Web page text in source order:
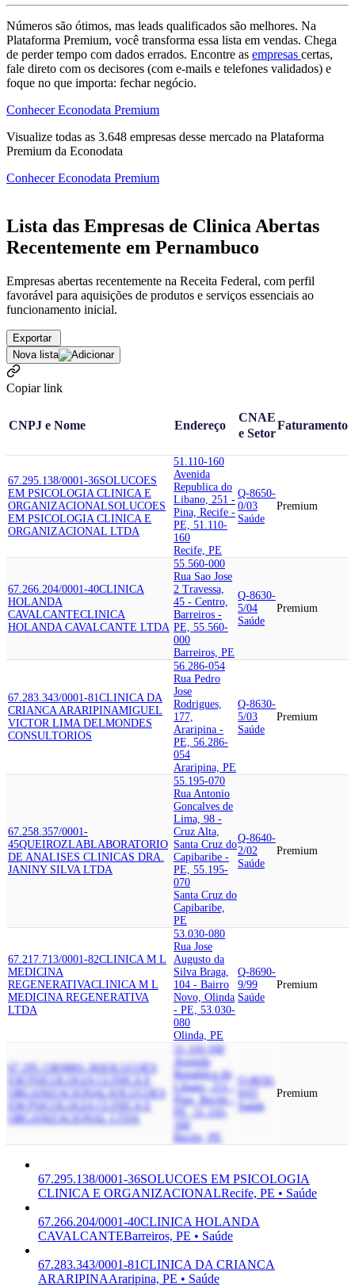
Números são ótimos, mas leads qualificados são melhores. Na
Plataforma Premium, você transforma essa lista em vendas. Chega
de perder tempo com dados errados. Encontre as empresas certas,
fale direto com os decisores (com e-mails e telefones validados) e
foque no que importa: fechar negócio.
Conhecer Econodata Premium
Visualize todas as 3.648 empresas desse mercado na Plataforma
Premium da Econodata
Conhecer Econodata Premium
Lista das Empresas de Clinica Abertas
Recentemente em Pernambuco
Empresas abertas recentemente na Receita Federal, com perfil
favorável para aquisições de produtos e serviços essenciais ao
funcionamento inicial.
Exportar
Nova lista
Copiar link
CNPJ e Nome Endereço
CNAE
e Setor
Faturamento
67.295.138/0001-36SOLUCOES
EM PSICOLOGIA CLINICA E
ORGANIZACIONALSOLUCOES
EM PSICOLOGIA CLINICA E
ORGANIZACIONAL LTDA
51.110-160
Avenida
Republica do
Libano, 251 -
Pina, Recife -
PE, 51.110-
160
Recife, PE
Q-8650-
0/03
Saúde
Premium
67.266.204/0001-40CLINICA
HOLANDA
CAVALCANTECLINICA
HOLANDA CAVALCANTE LTDA
55.560-000
Rua Sao Jose
2 Travessa,
45 - Centro,
Barreiros -
PE, 55.560-
000
Barreiros, PE
Q-8630-
5/04
Saúde
Premium
67.283.343/0001-81CLINICA DA
CRIANCA ARARIPINAMIGUEL
VICTOR LIMA DELMONDES
CONSULTORIOS
56.286-054
Rua Pedro
Jose
Rodrigues,
177,
Araripina -
PE, 56.286-
054
Araripina, PE
Q-8630-
5/03
Saúde
Premium
67.258.357/0001-
45QUEIROZLABLABORATORIO
DE ANALISES CLINICAS DRA.
JANINY SILVA LTDA
55.195-070
Rua Antonio
Goncalves de
Lima, 98 -
Cruz Alta,
Santa Cruz do
Capibaribe -
PE, 55.195-
070
Santa Cruz do
Capibaribe,
PE
Q-8640-
2/02
Saúde
Premium
67.217.713/0001-82CLINICA M L
MEDICINA
REGENERATIVACLINICA M L
MEDICINA REGENERATIVA
LTDA
53.030-080
Rua Jose
Augusto da
Silva Braga,
104 - Bairro
Novo, Olinda
- PE, 53.030-
080
Olinda, PE
Q-8690-
9/99
Saúde
Premium
67.295.138/0001-36SOLUCOES
EM PSICOLOGIA CLINICA E
ORGANIZACIONAL
SOLUCOES
EM PSICOLOGIA CLINICA E
ORGANIZACIONAL LTDA
51.110-160
Avenida
Republica do
Libano, 251 -
Pina, Recife -
PE, 51.110-
160
Recife, PE
Q-8650-
0/03
Saúde
Premium
67.295.138/0001-36SOLUCOES EM PSICOLOGIA
CLINICA E ORGANIZACIONALRecife, PE • Saúde
67.266.204/0001-40CLINICA HOLANDA
CAVALCANTEBarreiros, PE • Saúde
67.283.343/0001-81CLINICA DA CRIANCA
ARARIPINAAraripina, PE • Saúde